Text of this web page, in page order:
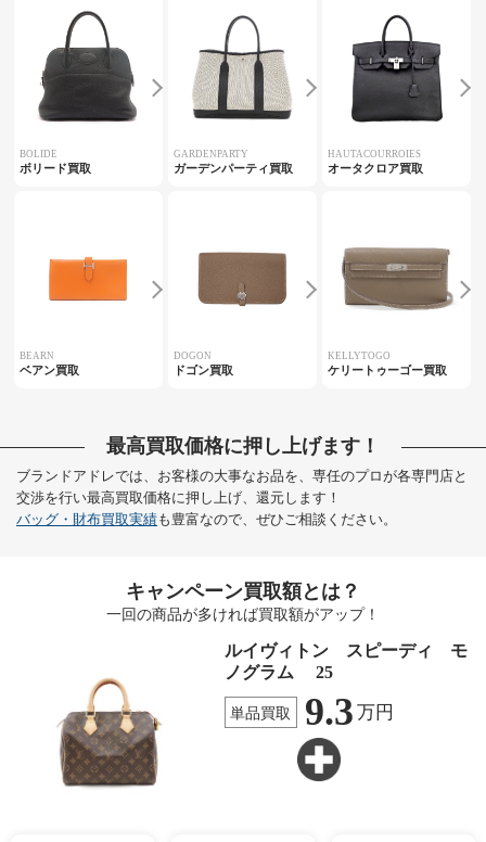
BOLIDE
ボリード買取
GARDENPARTY
ガーデンパーティ買取
HAUTACOURROIES
オータクロア買取
BEARN
ベアン買取
DOGON
ドゴン買取
KELLYTOGO
ケリートゥーゴー買取
最高買取価格に押し上げます！
ブランドアドレでは、お客様の大事なお品を、専任のプロが各専門店と
交渉を行い最高買取価格に押し上げ、還元します！
バッグ・財布買取実績も豊富なので、ぜひご相談ください。
キャンペーン買取額とは？
一回の商品が多ければ買取額がアップ！
ルイヴィトン スピーディ モ
ノグラム 25
単品買取 9.3 万円